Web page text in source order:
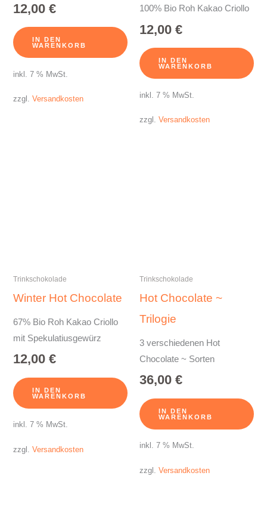
12,00€
IN DEN
WARENKORB
inkl. 7 % MwSt.
zzgl.Versandkosten
100% Bio Roh Kakao Criollo
12,00 €
IN DEN
WARENKORB
inkl. 7 % MwSt.
zzgl. Versandkosten
Trinkschokolade
Winter Hot Chocolate
67% Bio Roh Kakao Criollo
mit Spekulatiusgewürz
12,00€
IN DEN
WARENKORB
inkl. 7 % MwSt.
zzgl.Versandkosten
Trinkschokolade
Hot Chocolate ~
Trilogie
3 verschiedenen Hot
Chocolate ~ Sorten
36,00 €
IN DEN
WARENKORB
inkl. 7 % MwSt.
zzgl. Versandkosten